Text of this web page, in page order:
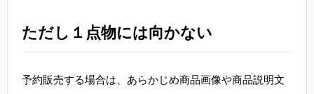
ただし１点物には向かない
予約販売する場合は、あらかじめ商品画像や商品説明文